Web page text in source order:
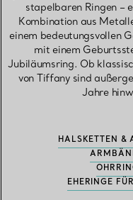
stapelbaren Ringen –
Kombination aus
einem bedeutungsvollen
mit einem
Jubiläumsring. Ob
von Tiffany sind
Jahre
HALSKETTEN &
EHERINGE